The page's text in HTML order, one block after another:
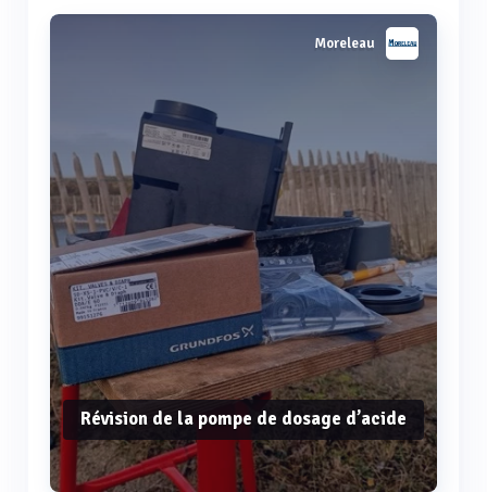
Moreleau
Révision de la pompe de dosage d’acide